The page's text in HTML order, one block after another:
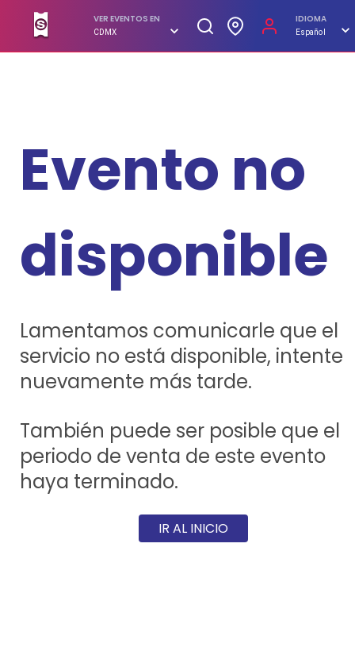
VER EVENTOS EN
CDMX
IDIOMA
Español
Evento no
disponible
Lamentamos comunicarle que el
servicio no está disponible, intente
nuevamente más tarde.
También puede ser posible que el
periodo de venta de este evento
haya terminado.
IR AL INICIO
SUPERBOLETOS. No hagas filas, compra en línea